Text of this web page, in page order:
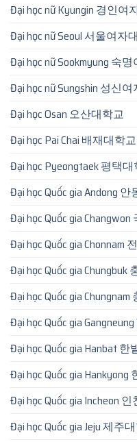
Đại học nữ Kyungin 경인여
Đại học nữ Seoul 서울여자
Đại học nữ Sookmyung 숙
Đại học nữ Sungshin 성신
Đại học Osan 오산대학교
Đại học Pai Chai 배재대학교
Đại học Pyeongtaek 평택
Đại học Quốc gia Andong
Đại học Quốc gia
Đại học Quốc gia Chonnam
Đại học Quốc gia Chungbuk
Đại học Quốc gia
Đại học Quốc gia
Đại học Quốc gia Hanbat 한
Đại học Quốc gia Hankyong
Đại học Quốc gia Incheon
Đại học Quốc gia Jeju 제주